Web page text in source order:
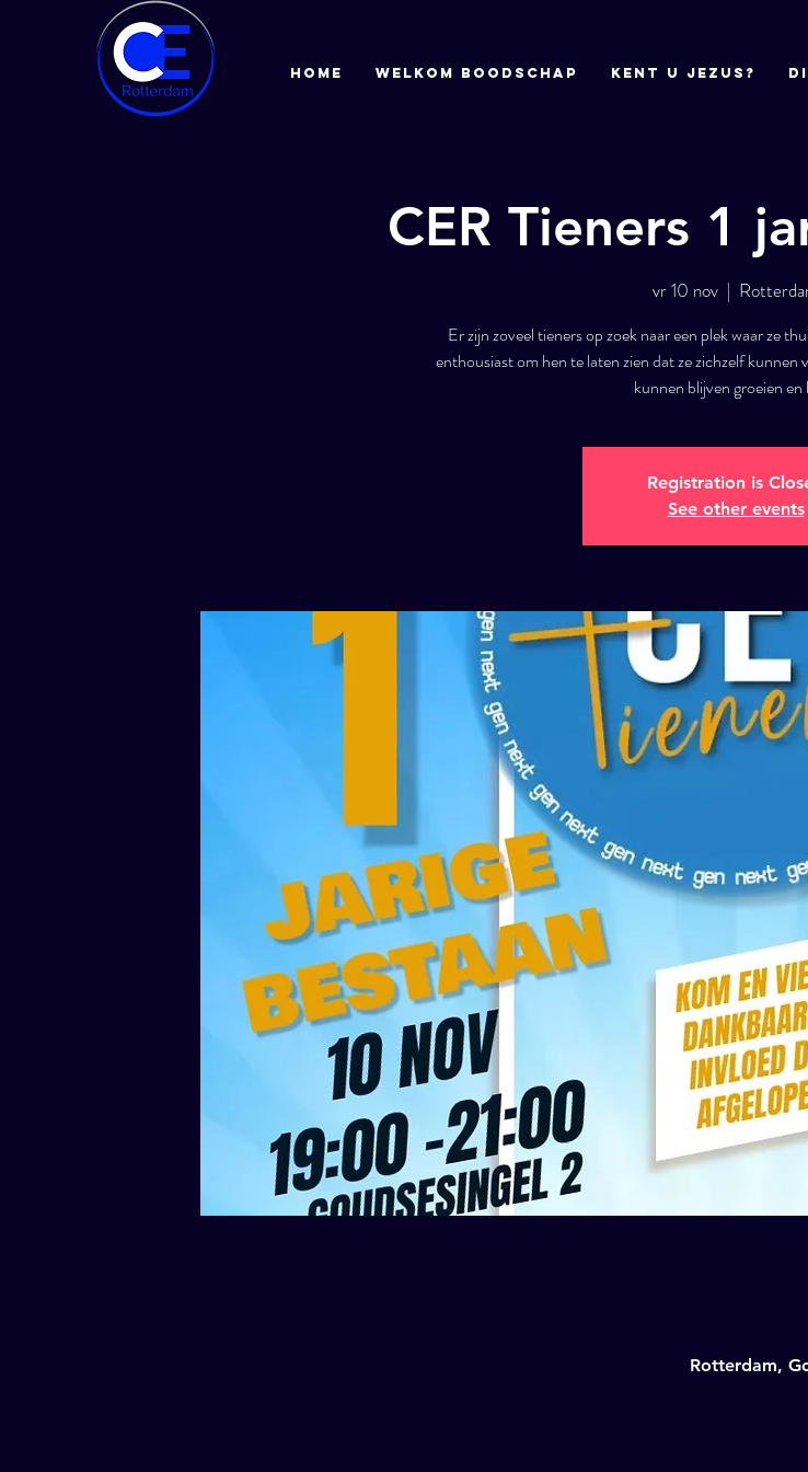
HOME Welkom boodschap Kent u Jezus?
CER Tieners 1
vr 10 nov
  |
Er zijn zoveel tieners op zoek naar een plek waar ze
enthousiast om hen te laten zien dat ze zichzelf kunnen
kunnen blijven groeien en
Registration is
See other events
Rotterdam,